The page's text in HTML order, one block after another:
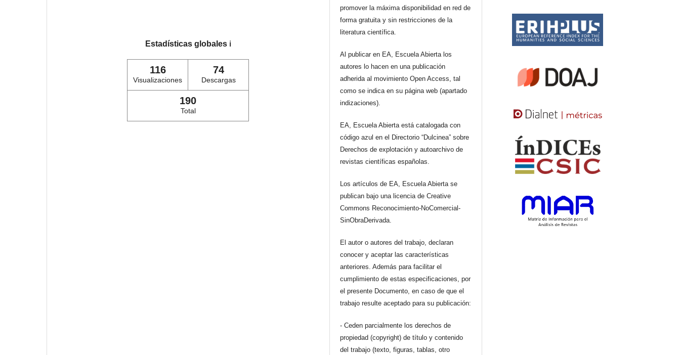
Estadísticas globales ℹ️
116
Visualizaciones
74
Descargas
190
Total
promover la máxima disponibilidad en red de
forma gratuita y sin restricciones de la
literatura científica.
Al publicar en EA, Escuela Abierta los
autores lo hacen en una publicación
adherida al movimiento Open Access, tal
como se indica en su página web (apartado
indizaciones).
EA, Escuela Abierta está catalogada con
código azul en el Directorio “Dulcinea” sobre
Derechos de explotación y autoarchivo de
revistas científicas españolas.
Los artículos de EA, Escuela Abierta se
publican bajo una licencia de Creative
Commons Reconocimiento-NoComercial-
SinObraDerivada.
El autor o autores del trabajo, declaran
conocer y aceptar las características
anteriores. Además para facilitar el
cumplimiento de estas especificaciones, por
el presente Documento, en caso de que el
trabajo resulte aceptado para su publicación:
- Ceden parcialmente los derechos de
propiedad (copyright) de título y contenido
del trabajo (texto, figuras, tablas, otro